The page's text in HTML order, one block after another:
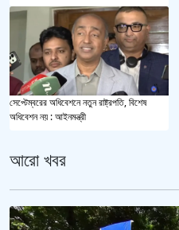
সেপ্টেম্বরের অধিবেশনে নতুন রাষ্ট্রপতি, বিশেষ
অধিবেশন নয় : আইনমন্ত্রী
আরো খবর